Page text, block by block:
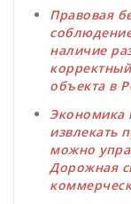
Правовая
наличие
объекта в
Экономика
извлекать
можно
Дорожная